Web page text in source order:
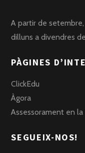
A partir de
dilluns a divendres
PÀGINES
ClickEdu
Àgora
Assessorament en
SEGUEIX-NOS!